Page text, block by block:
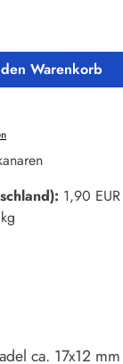
Gib den
Warenkorb
1,90 EUR
ca. 17x12